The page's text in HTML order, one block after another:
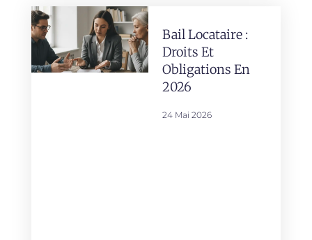
Bail Locataire :
Droits Et
Obligations En
2026
24 Mai 2026